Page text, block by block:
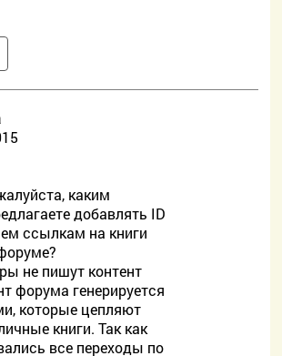
каким
добавлять ID
ссылкам на книги
не пишут контент
форума генерируется
которые цепляют
книги. Так как
все переходы по